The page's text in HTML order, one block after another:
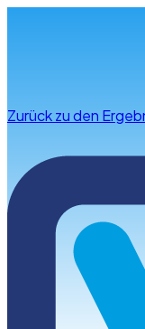
Zurück zu den